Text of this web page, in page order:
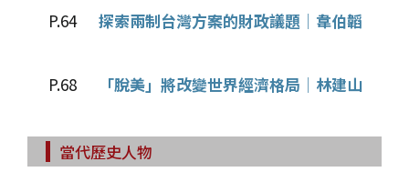
P.64 探索兩制台灣方案的財政議題│韋伯韜
P.68 「脫美」將改變世界經濟格局│林建山
當代歷史人物